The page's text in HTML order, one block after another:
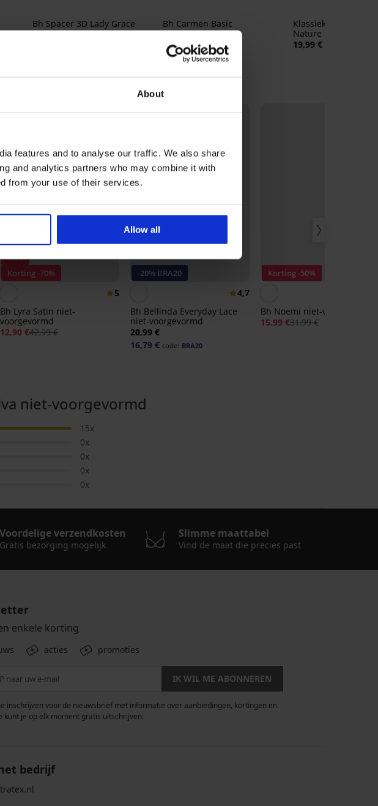
About
features and to analyse our traffic. We also share
and analytics partners who may combine it with
from your use of their services.
Allow all
Bh Spacer 3D Lady Grace
New
Bh Carmen Basic
voorgevormd
34,99 €
27,99 € code: BRA20
Klassieke slip
Nature met hoge
19,99 €
Sale
Korting -70%
LIMITED
5
Bh Lyra Satin niet-
voorgevormd
12,90 €42,99 €
-20% BRA20
4,7
Bh Bellinda Everyday Lace
niet-voorgevormd
20,99 €
16,79 € code: BRA20
Korting -50%
Bh Noemi niet-voorgevormd
15,99 €31,99 €
niet-voorgevormd
15x
0x
0x
0x
0x
Voordelige verzendkosten
Gratis bezorging mogelijk
Slimme maattabel
Vind de maat die precies past
enkele korting
acties promoties
IK WIL ME ABONNEREN
inschrijven voor de nieuwsbrief met informatie over aanbiedingen, kortingen en
kunt je op elk moment gratis uitschrijven.
bedrijf